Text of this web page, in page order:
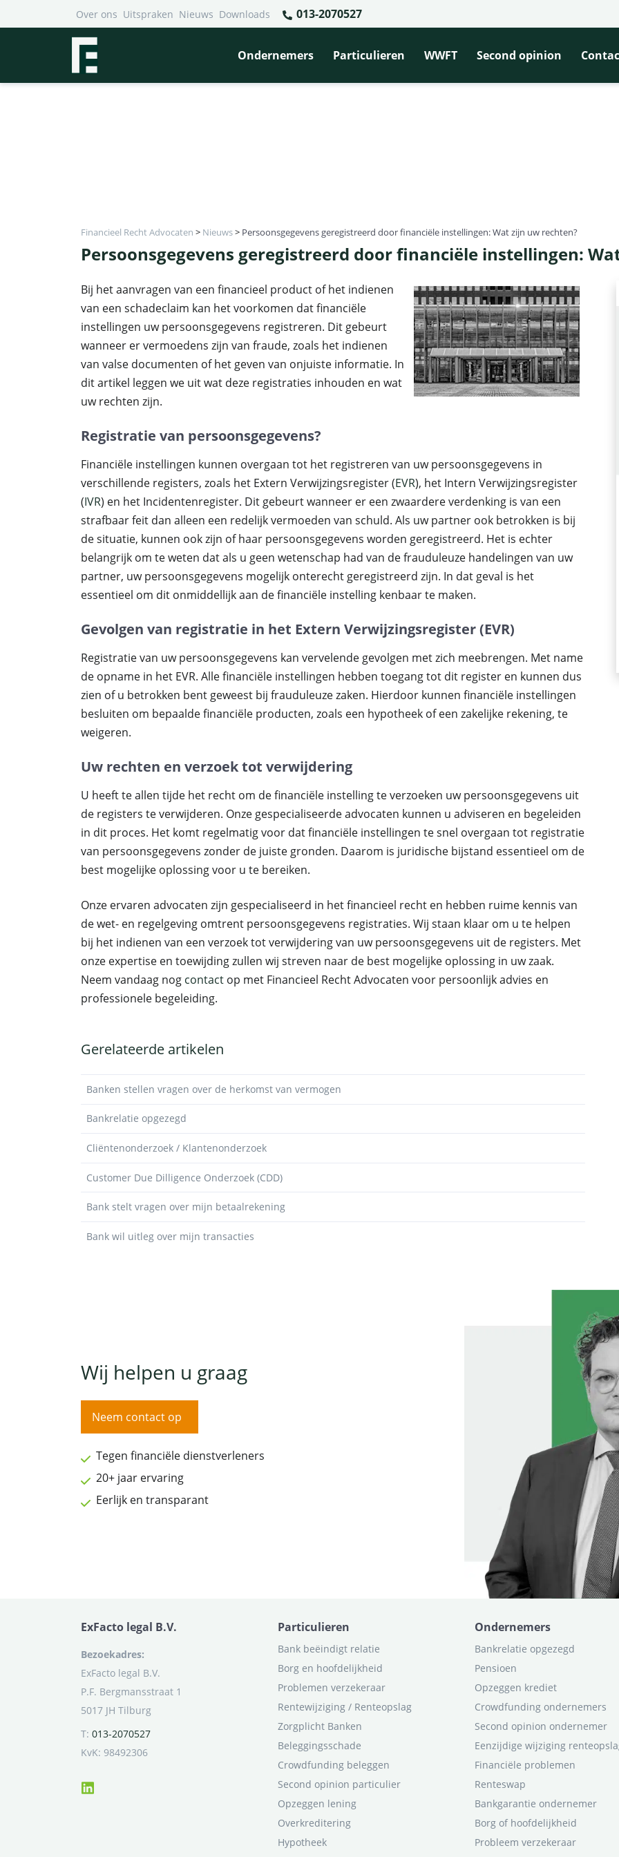
Over ons Uitspraken Nieuws Downloads 013-2070527
Ondernemers Particulieren WWFT Second opinion
Financieel Recht Advocaten > Nieuws> Persoonsgegevens geregistreerd door financiële instellingen: Wat zijn uw rechten?
Persoonsgegevens geregistreerd door financiële instellingen:
Bij het aanvragen van een financieel product of het indienen
van een schadeclaim kan het voorkomen dat financiële
instellingen uw persoonsgegevens registreren. Dit gebeurt
wanneer er vermoedens zijn van fraude, zoals het indienen
van valse documenten of het geven van onjuiste informatie. In
dit artikel leggen we uit wat deze registraties inhouden en wat
uw rechten zijn.
Registratie van persoonsgegevens?
Financiële instellingen kunnen overgaan tot het registreren van uw persoonsgegevens in
verschillende registers, zoals het Extern Verwijzingsregister (EVR), het Intern Verwijzingsregister
(IVR) en het Incidentenregister. Dit gebeurt wanneer er een zwaardere verdenking is van een
strafbaar feit dan alleen een redelijk vermoeden van schuld. Als uw partner ook betrokken is bij
de situatie, kunnen ook zijn of haar persoonsgegevens worden geregistreerd. Het is echter
belangrijk om te weten dat als u geen wetenschap had van de frauduleuze handelingen van uw
partner, uw persoonsgegevens mogelijk onterecht geregistreerd zijn. In dat geval is het
essentieel om dit onmiddellijk aan de financiële instelling kenbaar te maken.
Gevolgen van registratie in het Extern Verwijzingsregister (EVR)
Registratie van uw persoonsgegevens kan vervelende gevolgen met zich meebrengen. Met name
de opname in het EVR. Alle financiële instellingen hebben toegang tot dit register en kunnen dus
zien of u betrokken bent geweest bij frauduleuze zaken. Hierdoor kunnen financiële instellingen
besluiten om bepaalde financiële producten, zoals een hypotheek of een zakelijke rekening, te
weigeren.
Uw rechten en verzoek tot verwijdering
U heeft te allen tijde het recht om de financiële instelling te verzoeken uw persoonsgegevens uit
de registers te verwijderen. Onze gespecialiseerde advocaten kunnen u adviseren en begeleiden
in dit proces. Het komt regelmatig voor dat financiële instellingen te snel overgaan tot registratie
van persoonsgegevens zonder de juiste gronden. Daarom is juridische bijstand essentieel om de
best mogelijke oplossing voor u te bereiken.
Onze ervaren advocaten zijn gespecialiseerd in het financieel recht en hebben ruime kennis van
de wet- en regelgeving omtrent persoonsgegevens registraties. Wij staan klaar om u te helpen
bij het indienen van een verzoek tot verwijdering van uw persoonsgegevens uit de registers. Met
onze expertise en toewijding zullen wij streven naar de best mogelijke oplossing in uw zaak.
Neem vandaag nog contact op met Financieel Recht Advocaten voor persoonlijk advies en
professionele begeleiding.
Gerelateerde artikelen
Banken stellen vragen over de herkomst van vermogen
Bankrelatie opgezegd
Cliëntenonderzoek / Klantenonderzoek
Customer Due Dilligence Onderzoek (CDD)
Bank stelt vragen over mijn betaalrekening
Bank wil uitleg over mijn transacties
Wij helpen u graag
Neem contact op
Tegen financiële dienstverleners
20+ jaar ervaring
Eerlijk en transparant
ExFacto legal B.V.
Bezoekadres:
ExFacto legal B.V.
P.F. Bergmansstraat 1
5017 JH Tilburg
T: 013-2070527
KvK: 98492306
Particulieren
Bank beëindigt relatie
Borg en hoofdelijkheid
Problemen verzekeraar
Rentewijziging / Renteopslag
Zorgplicht Banken
Beleggingsschade
Crowdfunding beleggen
Second opinion particulier
Opzeggen lening
Overkreditering
Hypotheek
Ondernemers
Bankrelatie opgezegd
Pensioen
Opzeggen krediet
Crowdfunding ondernemers
Second opinion ondernemer
Eenzijdige wijziging
Financiële problemen
Renteswap
Bankgarantie ondernemer
Borg of hoofdelijkheid
Probleem verzekeraar